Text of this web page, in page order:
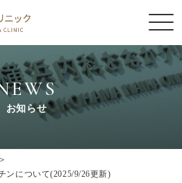
お知らせ
ンについて(2025/9/26更新)